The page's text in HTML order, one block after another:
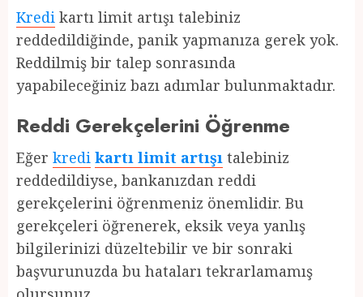
Kredi kartı limit artışı talebiniz
reddedildiğinde, panik yapmanıza gerek yok.
Reddilmiş bir talep sonrasında
yapabileceğiniz bazı adımlar bulunmaktadır.
Reddi Gerekçelerini Öğrenme
Eğer kredi kartı limit artışı talebiniz
reddedildiyse, bankanızdan reddi
gerekçelerini öğrenmeniz önemlidir. Bu
gerekçeleri öğrenerek, eksik veya yanlış
bilgilerinizi düzeltebilir ve bir sonraki
başvurunuzda bu hataları tekrarlamamış